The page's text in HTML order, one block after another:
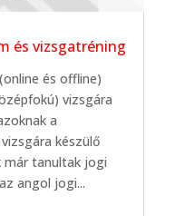
és vizsgatréning
és offline)
vizsgára
a
készülő
már tanultak jogi
angol jogi...